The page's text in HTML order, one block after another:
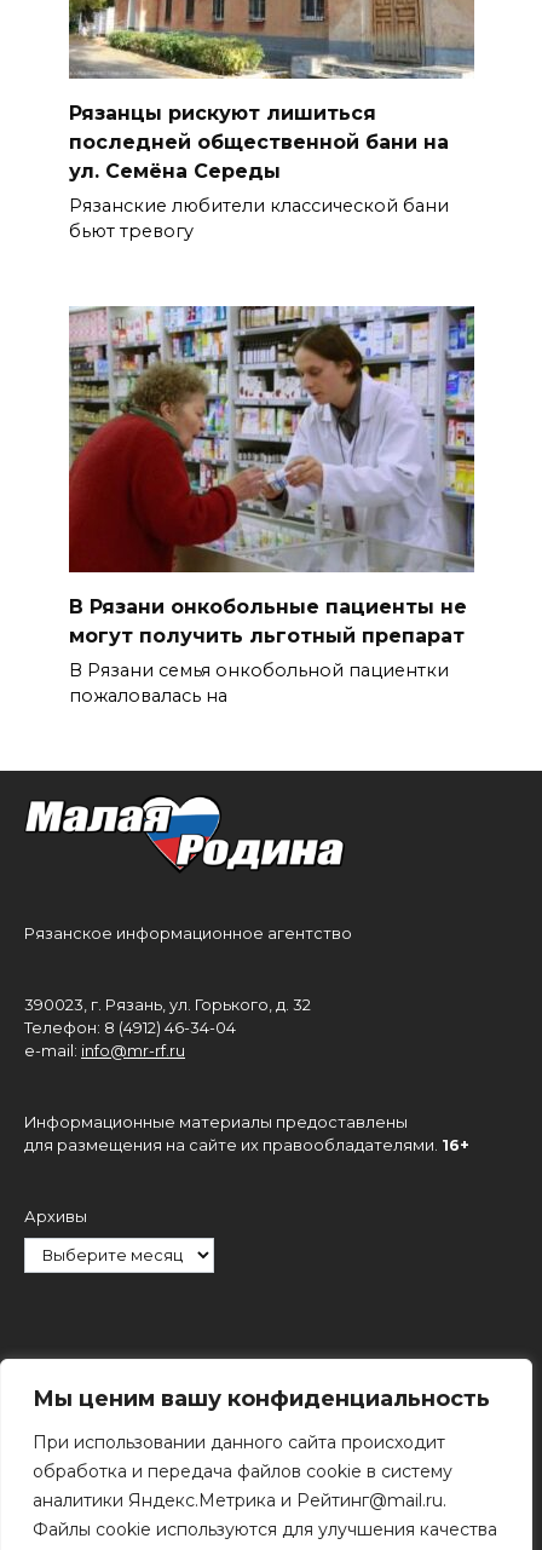
Мы ценим вашу конфиденциальность
При использовании данного сайта происходит
обработка и передача файлов cookie в систему
аналитики Яндекс.Метрика и Рейтинг@mail.ru.
Файлы cookie используются для улучшения качества
Рязанцы рискуют лишиться
последней общественной бани на
ул. Семёна Середы
Рязанские любители классической бани
бьют тревогу
В Рязани онкобольные пациенты не
могут получить льготный препарат
В Рязани семья онкобольной пациентки
пожаловалась на
Рязанское информационное агентство
390023, г. Рязань, ул. Горького, д. 32
Телефон: 8 (4912) 46-34-04
e-mail: info@mr-rf.ru
Информационные материалы предоставлены
для размещения на сайте их правообладателями. 16+
Архивы